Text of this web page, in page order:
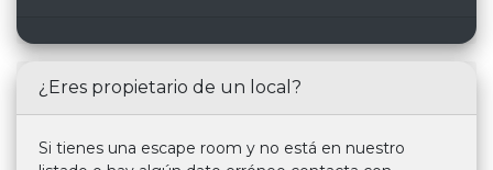
¿Eres propietario de un local?
Si tienes una escape room y no está en nuestro